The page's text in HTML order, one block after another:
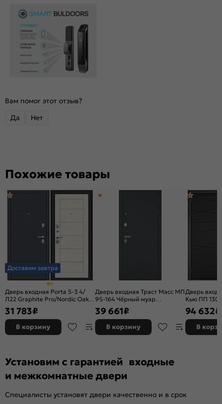
Вам помог этот отзыв?
Да
Нет
Похожие товары
Доставим завтра
Дверь входная Porta S-3 4/
Л22 Graphite Pro/Nordic Oak,
2 замка, с ночной задвижкой
31 783₽
В корзину
Дверь входная Траст Масс МП
9S-164 Чёрный муар
металлик/Графит софт, с
зеркалом, 2 замка, с ночной
задвижкой
39 661₽
В корзину
Дверь
Кью ПП 130
Чёрный
серый, 2
94 632₽
В
Установим с гарантией входные
и межкомнатные двери
Специалисты установят двери качественно и в срок